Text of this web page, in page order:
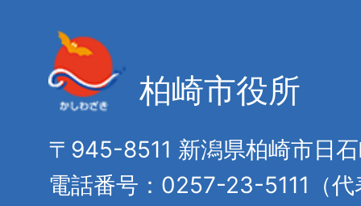
柏崎市役所
〒945-8511 新潟県柏崎市日
電話番号：0257-23-5111（代